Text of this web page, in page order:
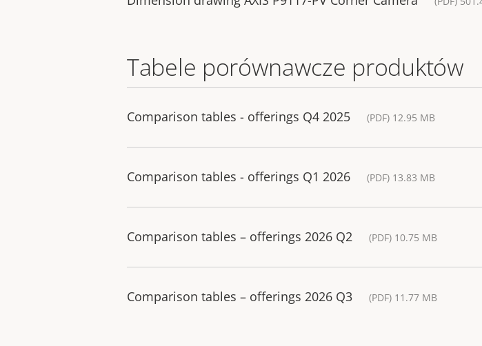
Tabele porównawcze produktów
Comparison tables - offerings Q4 2025 (PDF) 12.95 MB
Comparison tables - offerings Q1 2026 (PDF) 13.83 MB
Comparison tables – offerings 2026 Q2 (PDF) 10.75 MB
Comparison tables – offerings 2026 Q3 (PDF) 11.77 MB